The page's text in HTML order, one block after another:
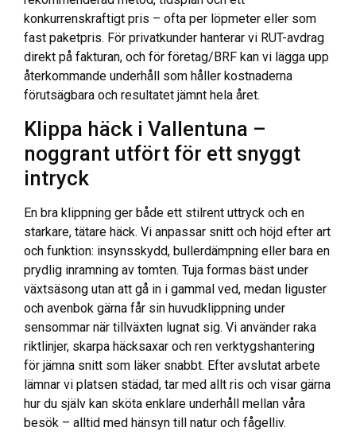
konkurrenskraftigt pris – ofta per löpmeter eller som
fast paketpris. För privatkunder hanterar vi RUT-avdrag
direkt på fakturan, och för företag/BRF kan vi lägga upp
återkommande underhåll som håller kostnaderna
förutsägbara och resultatet jämnt hela året.
Klippa häck i Vallentuna –
noggrant utfört för ett snyggt
intryck
En bra klippning ger både ett stilrent uttryck och en
starkare, tätare häck. Vi anpassar snitt och höjd efter art
och funktion: insynsskydd, bullerdämpning eller bara en
prydlig inramning av tomten. Tuja formas bäst under
växtsäsong utan att gå in i gammal ved, medan liguster
och avenbok gärna får sin huvudklippning under
sensommar när tillväxten lugnat sig. Vi använder raka
riktlinjer, skarpa häcksaxar och ren verktygshantering
för jämna snitt som läker snabbt. Efter avslutat arbete
lämnar vi platsen städad, tar med allt ris och visar gärna
hur du själv kan sköta enklare underhåll mellan våra
besök – alltid med hänsyn till natur och fågelliv.